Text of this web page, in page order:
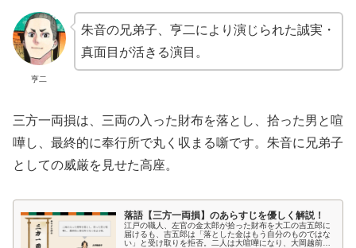
亨二
朱音の兄弟子、亨二により演じられた誠実・
真面目が活きる演目。
三方一両損は、三両の入った財布を落とし、拾った男と喧
嘩し、最終的に奉行所で丸く収まる噺です。朱音に兄弟子
としての威厳を見せた高座。
落語【三方一両損】のあらすじを優しく解説！
江戸の職人、左官の金太郎が拾った財布を大工の吉五郎に
届けるも、吉五郎は「落とした金はもう自分のものではな
い」と受け取りを拒否。二人は大喧嘩になり、大岡越前守